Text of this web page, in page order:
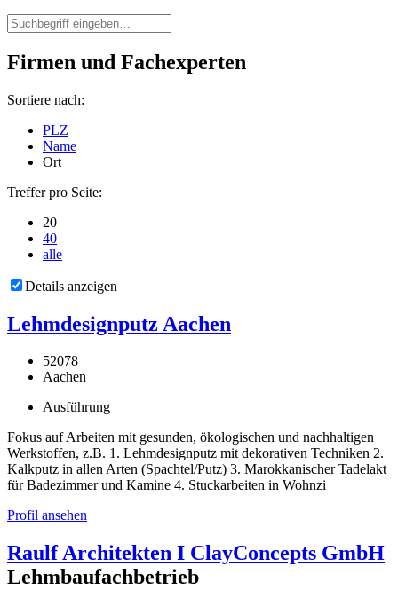
Firmen und Fachexperten
Sortiere nach:
PLZ
Name
Ort
Treffer pro Seite:
20
40
alle
Details anzeigen
Lehmdesignputz Aachen
52078
Aachen
Ausführung
Fokus auf Arbeiten mit gesunden, ökologischen und nachhaltigen
Werkstoffen, z.B. 1. Lehmdesignputz mit dekorativen Techniken 2.
Kalkputz in allen Arten (Spachtel/Putz) 3. Marokkanischer Tadelakt
für Badezimmer und Kamine 4. Stuckarbeiten in Wohnzi
Profil ansehen
Raulf Architekten I ClayConcepts GmbH
Lehmbaufachbetrieb